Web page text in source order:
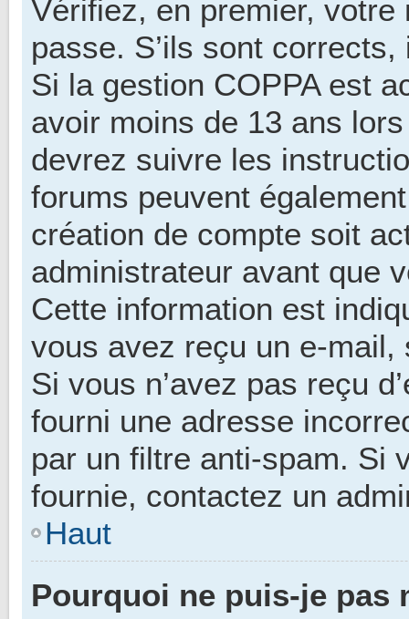
Vérifiez, en premier, votre
passe. S’ils sont
Si la gestion COPPA est
avoir moins de 13 ans
devrez suivre les
forums peuvent
création de compte soit
administrateur avant que
Cette information est
vous avez reçu un e-
Si vous n’avez pas reçu
fourni une adresse
par un filtre anti-spam. Si
fournie, contactez un
Haut
Pourquoi ne puis-je pas